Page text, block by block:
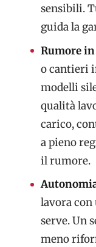
sensibili.
guida la
Rumore
o cantieri
modelli
qualità
carico,
a pieno
il rumore.
lavora con
serve. Un
meno